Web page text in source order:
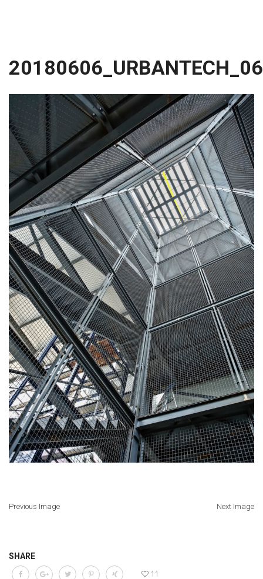
Previous Image Next Image
SHARE
11